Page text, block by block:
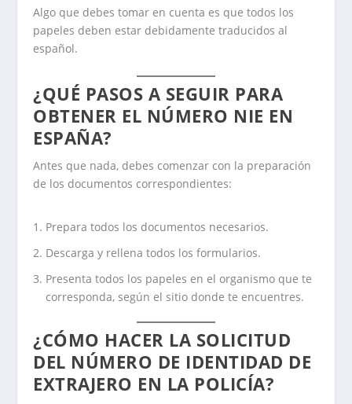
Algo que debes tomar en cuenta es que todos los
papeles deben estar debidamente traducidos al
español.
¿QUÉ PASOS A SEGUIR PARA
OBTENER EL NÚMERO NIE EN
ESPAÑA?
Antes que nada, debes comenzar con la preparación
de los documentos correspondientes:
Prepara todos los documentos necesarios.
Descarga y rellena todos los formularios.
Presenta todos los papeles en el organismo que te
corresponda, según el sitio donde te encuentres.
¿CÓMO HACER LA SOLICITUD
DEL NÚMERO DE IDENTIDAD DE
EXTRAJERO EN LA POLICÍA?